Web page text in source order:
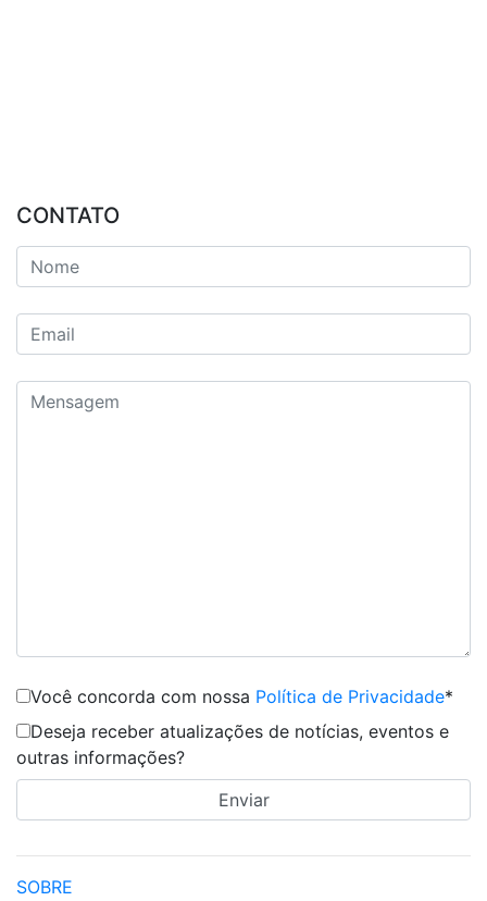
CONTATO
Você concorda com nossa Política de Privacidade*
Deseja receber atualizações de notícias, eventos e
outras informações?
SOBRE